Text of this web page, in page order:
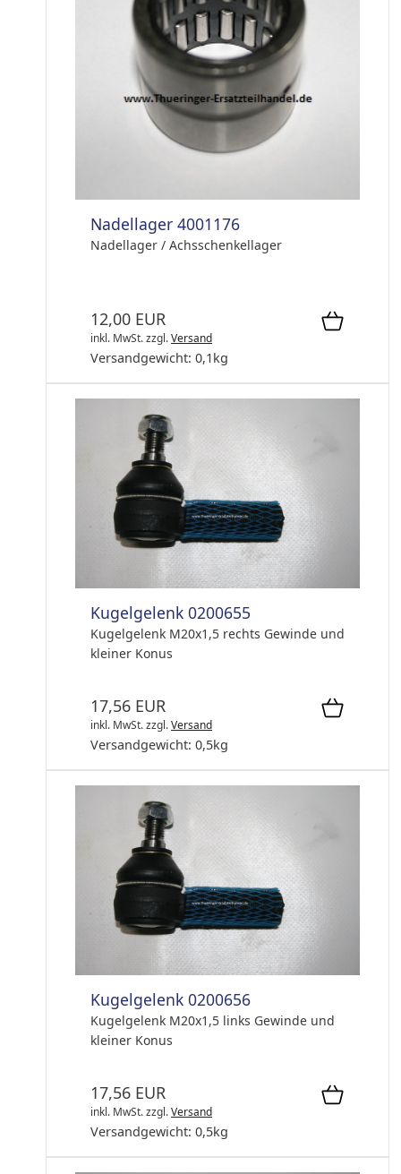
Nadellager 4001176
Nadellager / Achsschenkellager
12,00 EUR
inkl. MwSt.zzgl.Versand
Versandgewicht: 0,1 kg
Kugelgelenk 0200655
Kugelgelenk M20x1,5 rechts Gewinde und
kleiner Konus
17,56 EUR
inkl. MwSt.zzgl.Versand
Versandgewicht: 0,5kg
Kugelgelenk 0200656
Kugelgelenk M20x1,5 links Gewinde und
kleiner Konus
17,56 EUR
inkl. MwSt.zzgl.Versand
Versandgewicht: 0,5kg